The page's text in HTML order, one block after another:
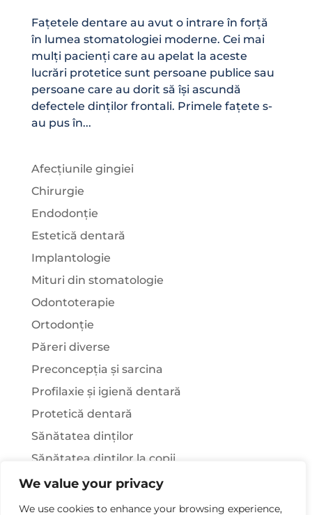
We value your privacy
We use cookies to enhance your browsing experience,
Fațetele dentare au avut o intrare în forță
în lumea stomatologiei moderne. Cei mai
mulți pacienți care au apelat la aceste
lucrări protetice sunt persoane publice sau
persoane care au dorit să își ascundă
defectele dinților frontali. Primele fațete s-
au pus în...
Afecțiunile gingiei
Chirurgie
Endodonție
Estetică dentară
Implantologie
Mituri din stomatologie
Odontoterapie
Ortodonție
Păreri diverse
Preconcepția și sarcina
Profilaxie și igienă dentară
Protetică dentară
Sănătatea dinților
Sănătatea dinților la copii
Știați că…?
Tratamentul stomatologic la pacienții cu